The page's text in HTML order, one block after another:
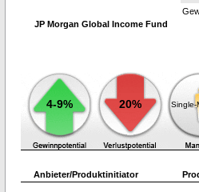
JP Morgan Global Income Fund
4-9% 20% Single-
Anbieter/Produktinitiator